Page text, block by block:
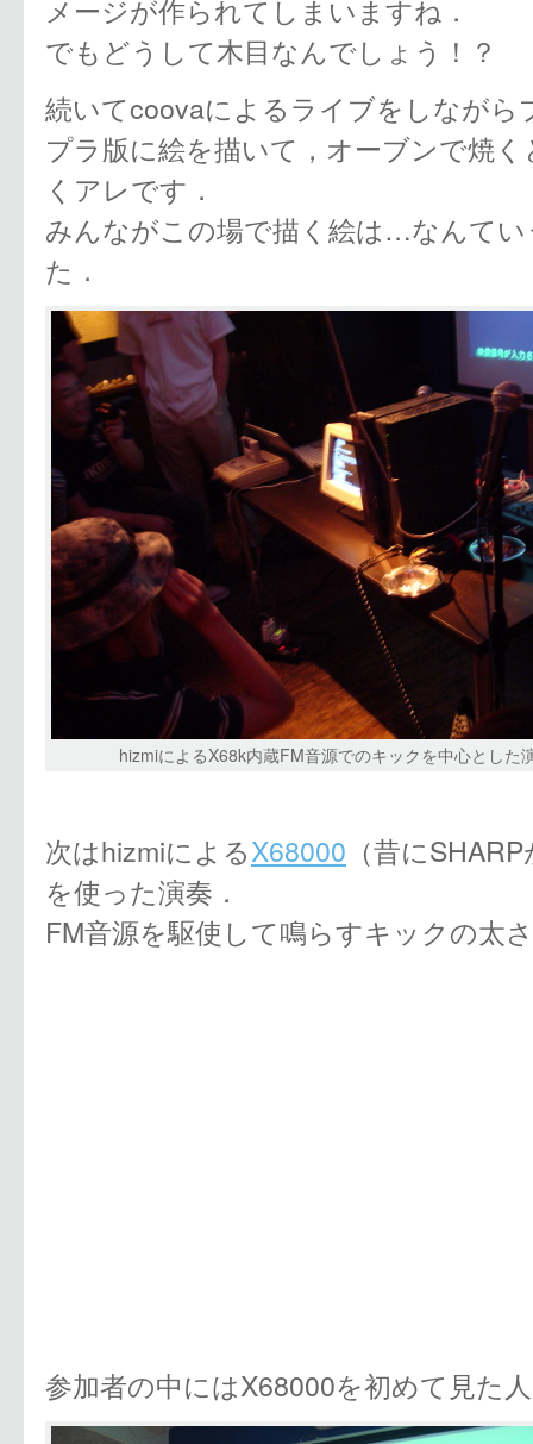
メージが作られてしまいますね．
でもどうして木目なんでしょう！？
続いてcoovaによるライブをしながら
プラ版に絵を描いて，オーブンで焼
くアレです．
みんながこの場で描く絵は…なんて
た．
hizmiによるX68k内蔵FM音源でのキックを中心とした
次はhizmiによるX68000 （昔に
を使った演奏．
FM音源を駆使して鳴らすキックの太
参加者の中にはX68000を初めて見た